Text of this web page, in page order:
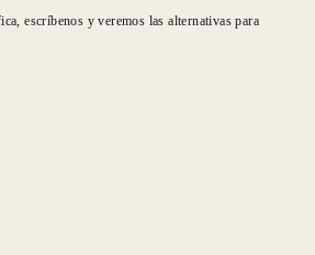
escríbenos y veremos las alternativas para